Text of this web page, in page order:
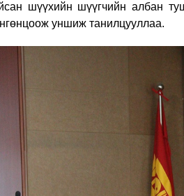
шүүхийн шүүгчийн албан
уншиж танилцууллаа.